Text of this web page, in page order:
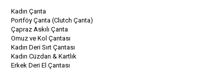
Kadın Çanta
Portföy Çanta (Clutch Çanta)
Çapraz Askılı Çanta
Omuz ve Kol Çantası
Kadın Deri Sırt Çantası
Kadın Cüzdan & Kartlık
Erkek Deri El Çantası